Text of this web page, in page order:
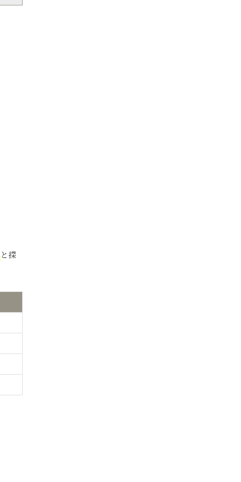
と探